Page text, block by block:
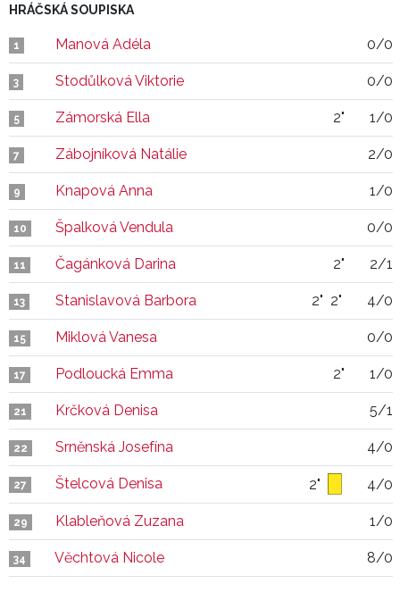
HRÁČSKÁ SOUPISKA
1 Manová Adéla 0/0
3 Stodůlková Viktorie 0/0
5 Zámorská Ella 2" 1/0
7 Zábojníková Natálie 2/0
9 Knapová Anna 1/0
10 Špalková Vendula 0/0
11 Čagánková Darina 2" 2/1
13 Stanislavová Barbora 2" 2" 4/0
15 Miklová Vanesa 0/0
17 Podloucká Emma 2" 1/0
21 Krčková Denisa 5/1
22 Srněnská Josefína 4/0
27 Štelcová Denisa 2" 4/0
29 Klableňová Zuzana 1/0
34 Věchtová Nicole 8/0